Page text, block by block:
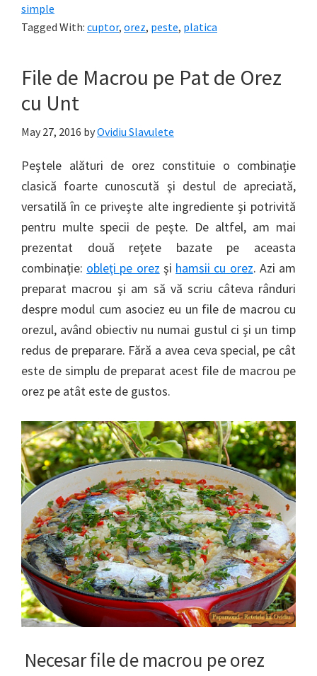
simple
Tagged With: cuptor, orez, peste, platica
File de Macrou pe Pat de Orez
cu Unt
May 27, 2016 byOvidiu Slavulete
Peştele alături de orez constituie o combinaţie
clasică foarte cunoscută şi destul de apreciată,
versatilă în ce priveşte alte ingrediente şi potrivită
pentru multe specii de peşte. De altfel, am mai
prezentat două reţete bazate pe aceasta
combinaţie: obleţi pe orez şi hamsii cu orez. Azi am
preparat macrou şi am să vă scriu câteva rânduri
despre modul cum asociez eu un file de macrou cu
orezul, având obiectiv nu numai gustul ci şi un timp
redus de preparare. Fără a avea ceva special, pe cât
este de simplu de preparat acest file de macrou pe
orez pe atât este de gustos.
Necesar file de macrou pe orez